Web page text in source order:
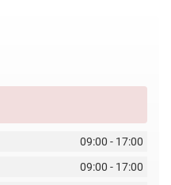
09:00 - 17:00
09:00 - 17:00